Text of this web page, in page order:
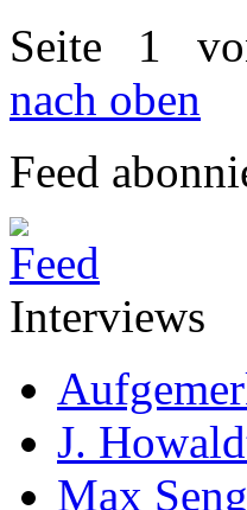
Seite 1
nach oben
Feed
Interviews
J.
Max